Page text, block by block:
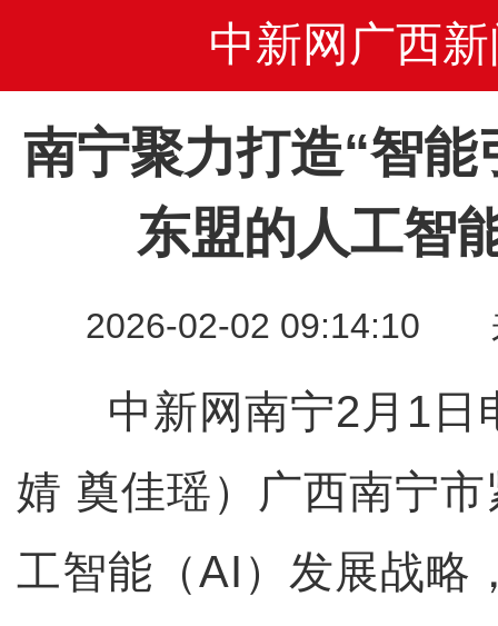
中新网广西新
南宁聚力打造“智能
东盟的人工智
2026-02-02 09:14:10
中新网南宁2月1日
婧 奠佳瑶）广西南宁
工智能（AI）发展战略